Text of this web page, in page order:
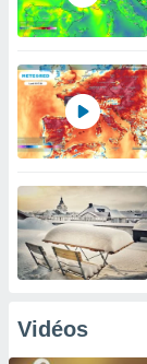
Vidéos